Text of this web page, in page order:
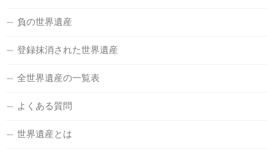
負の世界遺産
登録抹消された世界遺産
全世界遺産の一覧表
よくある質問
世界遺産とは